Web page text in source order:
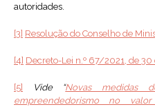
autoridades.
[3] Resolução do Conselho de
[4] Decreto-Lei n.º 67/2021, de
[5] Vide “Novas medidas
empreendedorismo no